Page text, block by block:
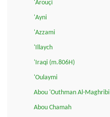
'Arouçi
'Ayni
'Azzami
'Illaych
'Iraqi (m.806H)
'Oulaymi
Abou 'Outhman Al-Maghribi
Abou Chamah